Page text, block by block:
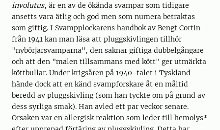
involutus, är en av de ökända svampar som tidigare
ansetts vara ätlig och god men som numera betraktas
som giftig. I Svampplockarens handbok av Bengt Cortin
från 1941 kan man läsa att pluggskivlingen tillhör
"nybörjarsvamparna", den saknar giftiga dubbelgångare
och att den "malen tillsammans med kött" ger utmärkta
köttbullar. Under krigsåren på 1940-talet i Tyskland
hände dock att en känd svampforskare åt en måltid
beredd av pluggskivling (som han tyckte om på grund av
dess syrliga smak). Han avled ett par veckor senare.
Orsaken var en allergisk reaktion som leder till hemolys*